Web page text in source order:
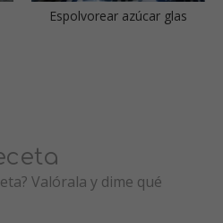
Espolvorear azúcar glas
Valórala y dime qué